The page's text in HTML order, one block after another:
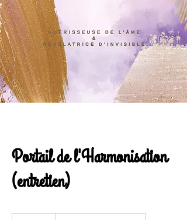
Portail de l'Harmonisation
(entretien)